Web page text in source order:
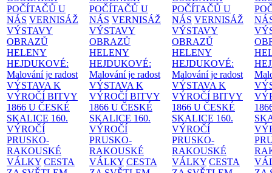
POČÍTAČŮ U
NÁS VERNISÁŽ
VÝSTAVY
OBRAZŮ
HELENY
HEJDUKOVÉ:
Malování je radost
VÝSTAVA K
VÝROČÍ BITVY
1866 U ČESKÉ
SKALICE 160.
VÝROČÍ
PRUSKO-
RAKOUSKÉ
VÁLKY CESTA
POČÍTAČŮ U
NÁS VERNISÁŽ
VÝSTAVY
OBRAZŮ
HELENY
HEJDUKOVÉ:
Malování je radost
VÝSTAVA K
VÝROČÍ BITVY
1866 U ČESKÉ
SKALICE 160.
VÝROČÍ
PRUSKO-
RAKOUSKÉ
VÁLKY CESTA
POČÍTAČŮ U
NÁS VERNISÁŽ
VÝSTAVY
OBRAZŮ
HELENY
HEJDUKOVÉ:
Malování je radost
VÝSTAVA K
VÝROČÍ BITVY
1866 U ČESKÉ
SKALICE 160.
VÝROČÍ
PRUSKO-
RAKOUSKÉ
VÁLKY CESTA